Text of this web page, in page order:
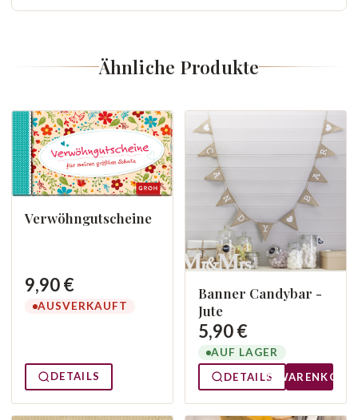
Ähnliche Produkte
Verwöhngutscheine
9,90 €
AUSVERKAUFT
DETAILS
Banner Candybar -
Jute
5,90 €
AUF LAGER
DETAILS
WARENKORB